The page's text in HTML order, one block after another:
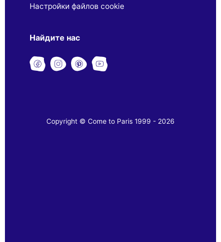
Настройки файлов cookie
Найдите нас
Copyright © Come to Paris 1999 - 2026